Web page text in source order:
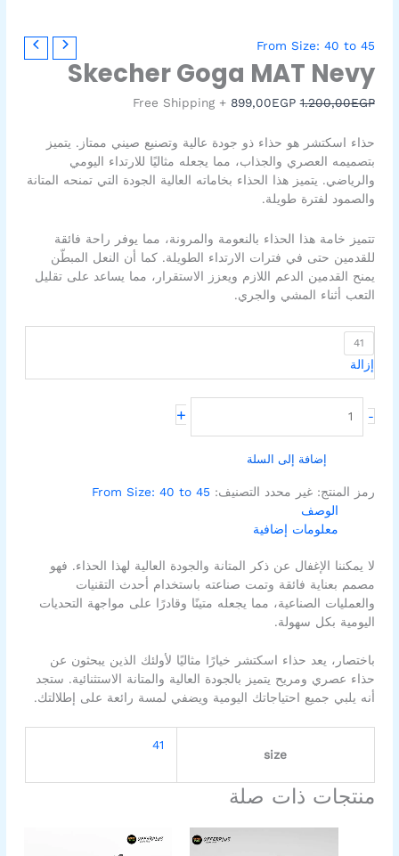
From Size: 40 to 45
Skecher Goga MAT Nevy
1.200,00EGP
السعر
الأصلي
هو:
1.200,00EGP.
899,00EGP
هو:
899,00EGP.
+ Free Shipping
حذاء اسكتشر هو حذاء ذو جودة عالية وتصنيع صيني ممتاز. يتميز
بتصميمه العصري والجذاب، مما يجعله مثاليًا للارتداء اليومي
والرياضي. يتميز هذا الحذاء بخاماته العالية الجودة التي تمنحه المتانة
والصمود لفترة طويلة.
تتميز خامة هذا الحذاء بالنعومة والمرونة، مما يوفر راحة فائقة
للقدمين حتى في فترات الارتداء الطويلة. كما أن النعل المبطّن
يمنح القدمين الدعم اللازم ويعزز الاستقرار، مما يساعد على تقليل
التعب أثناء المشي والجري.
41
إزالة
-
كمية
Skecher
Goga
MAT
+
إضافة إلى السلة
رمز المنتج:غير محدد التصنيف: From Size: 40 to 45
الوصف
معلومات إضافية
لا يمكننا الإغفال عن ذكر المتانة والجودة العالية لهذا الحذاء. فهو
مصمم بعناية فائقة وتمت صناعته باستخدام أحدث التقنيات
والعمليات الصناعية، مما يجعله متينًا وقادرًا على مواجهة التحديات
اليومية بكل سهولة.
باختصار، يعد حذاء اسكتشر خيارًا مثاليًا لأولئك الذين يبحثون عن
حذاء عصري ومريح يتميز بالجودة العالية والمتانة الاستثنائية. ستجد
أنه يلبي جميع احتياجاتك اليومية ويضفي لمسة رائعة على إطلالتك.
size
41
منتجات ذات صلة
هناك